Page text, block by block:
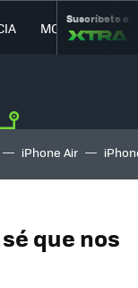
MOVILIDAD
Suscríbete a
iPhone Air
que nos